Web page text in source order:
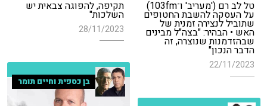
תקיפה, להפוגה צבאית יש
השלכות"
28/11/2023
טל לב רם ('מעריב' ו־103fm)
על העסקה להשבת החטופים
שתוביל לנצירה זמנית של
האש • הבהיר: "בצה"ל מבינים
שבהזדמנות שנוצרה, זה
הדבר הנכון"
22/11/2023
בן כספית וחיים תומר